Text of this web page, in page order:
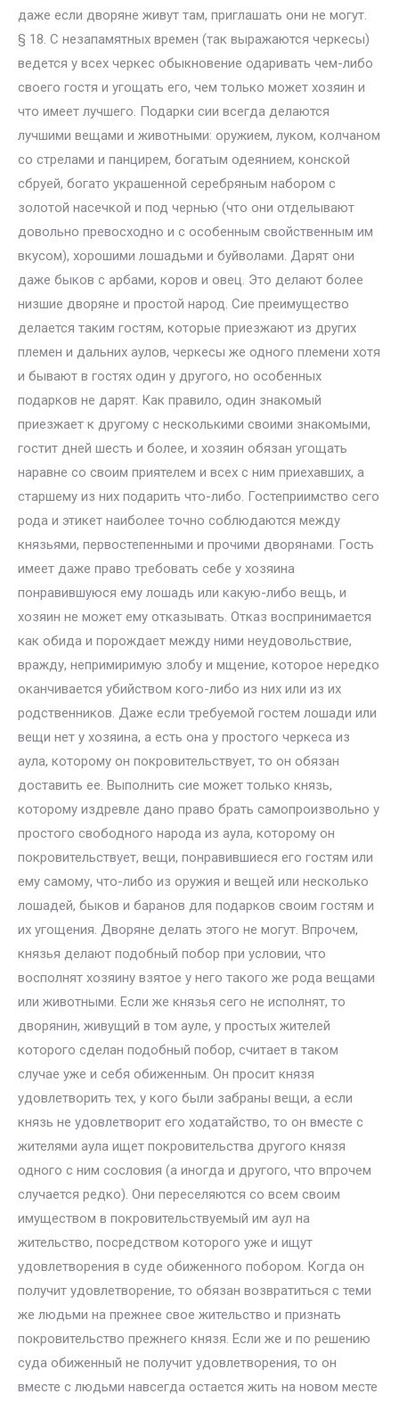
даже если дворяне живут там, приглашать они не могут.
§ 18. С незапамятных времен (так выражаются черкесы)
ведется у всех черкес обыкновение одаривать чем-либо
своего гостя и угощать его, чем только может хозяин и
что имеет лучшего. Подарки сии всегда делаются
лучшими вещами и животными: оружием, луком, колчаном
со стрелами и панцирем, богатым одеянием, конской
сбруей, богато украшенной серебряным набором с
золотой насечкой и под чернью (что они отделывают
довольно превосходно и с особенным свойственным им
вкусом), хорошими лошадьми и буйволами. Дарят они
даже быков с арбами, коров и овец. Это делают более
низшие дворяне и простой народ. Сие преимущество
делается таким гостям, которые приезжают из других
племен и дальних аулов, черкесы же одного племени хотя
и бывают в гостях один у другого, но особенных
подарков не дарят. Как правило, один знакомый
приезжает к другому с несколькими своими знакомыми,
гостит дней шесть и более, и хозяин обязан угощать
наравне со своим приятелем и всех с ним приехавших, а
старшему из них подарить что-либо. Гостеприимство сего
рода и этикет наиболее точно соблюдаются между
князьями, первостепенными и прочими дворянами. Гость
имеет даже право требовать себе у хозяина
понравившуюся ему лошадь или какую-либо вещь, и
хозяин не может ему отказывать. Отказ воспринимается
как обида и порождает между ними неудовольствие,
вражду, непримиримую злобу и мщение, которое нередко
оканчивается убийством кого-либо из них или из их
родственников. Даже если требуемой гостем лошади или
вещи нет у хозяина, а есть она у простого черкеса из
аула, которому он покровительствует, то он обязан
доставить ее. Выполнить сие может только князь,
которому издревле дано право брать самопроизвольно у
простого свободного народа из аула, которому он
покровительствует, вещи, понравившиеся его гостям или
ему самому, что-либо из оружия и вещей или несколько
лошадей, быков и баранов для подарков своим гостям и
их угощения. Дворяне делать этого не могут. Впрочем,
князья делают подобный побор при условии, что
восполнят хозяину взятое у него такого же рода вещами
или животными. Если же князья сего не исполнят, то
дворянин, живущий в том ауле, у простых жителей
которого сделан подобный побор, считает в таком
случае уже и себя обиженным. Он просит князя
удовлетворить тех, у кого были забраны вещи, а если
князь не удовлетворит его ходатайство, то он вместе с
жителями аула ищет покровительства другого князя
одного с ним сословия (а иногда и другого, что впрочем
случается редко). Они переселяются со всем своим
имуществом в покровительствуемый им аул на
жительство, посредством которого уже и ищут
удовлетворения в суде обиженного побором. Когда он
получит удовлетворение, то обязан возвратиться с теми
же людьми на прежнее свое жительство и признать
покровительство прежнего князя. Если же и по решению
суда обиженный не получит удовлетворения, то он
вместе с людьми навсегда остается жить на новом месте